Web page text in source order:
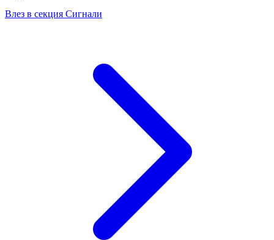
Влез в секция Сигнали